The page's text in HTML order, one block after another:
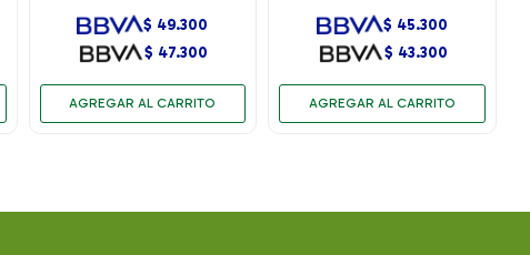
$ 47.300
$ 49.300
$ 43.300
$ 45.300